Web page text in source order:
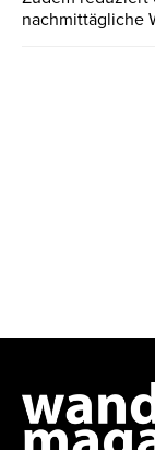
nachmittägliche